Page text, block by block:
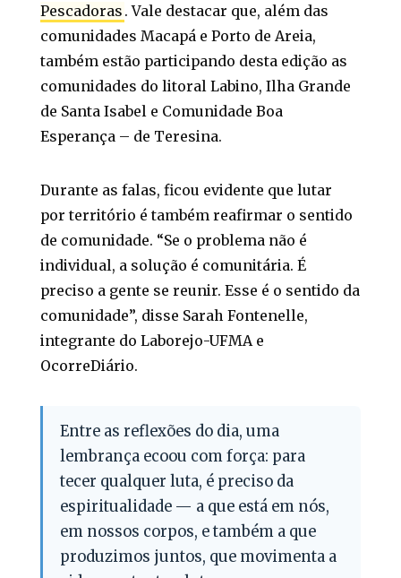
Pescadoras . Vale destacar que, além das
comunidades Macapá e Porto de Areia,
também estão participando desta edição as
comunidades do litoral Labino, Ilha Grande
de Santa Isabel e Comunidade Boa
Esperança – de Teresina.
Durante as falas, ficou evidente que lutar
por território é também reafirmar o sentido
de comunidade. “Se o problema não é
individual, a solução é comunitária. É
preciso a gente se reunir. Esse é o sentido da
comunidade”, disse Sarah Fontenelle,
integrante do Laborejo-UFMA e
OcorreDiário.
Entre as reflexões do dia, uma
lembrança ecoou com força: para
tecer qualquer luta, é preciso da
espiritualidade — a que está em nós,
em nossos corpos, e também a que
produzimos juntos, que movimenta a